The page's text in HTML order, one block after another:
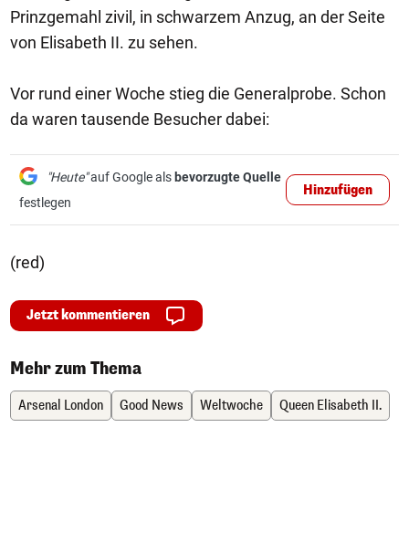
Prinzgemahl zivil, in schwarzem Anzug, an der Seite
von Elisabeth II. zu sehen.
Vor rund einer Woche stieg die Generalprobe. Schon
da waren tausende Besucher dabei:
"Heute"auf Google als bevorzugte Quelle
festlegen
Hinzufügen
(red)
Jetzt kommentieren
Mehr zum Thema
Arsenal London Good News Weltwoche Queen Elisabeth II.